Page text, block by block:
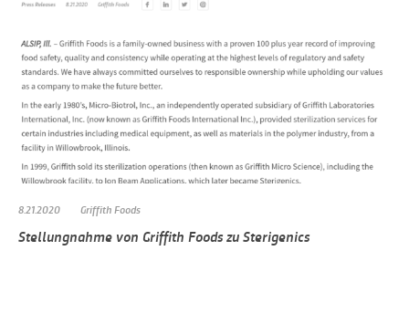
8.21.2020 Griffith Foods
Stellungnahme von Griffith Foods zu Sterigenics